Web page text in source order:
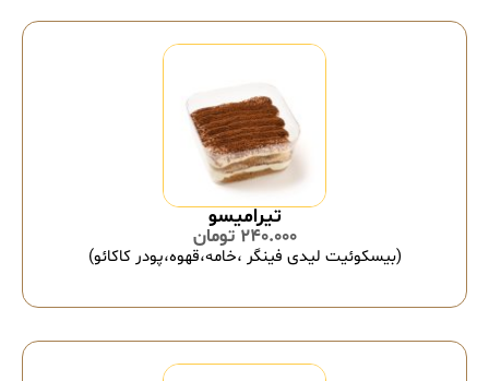
تیرامیسو
240.000 تومان
(بیسکوئیت لیدی فینگر ،خامه،قهوه،پودر کاکائو)